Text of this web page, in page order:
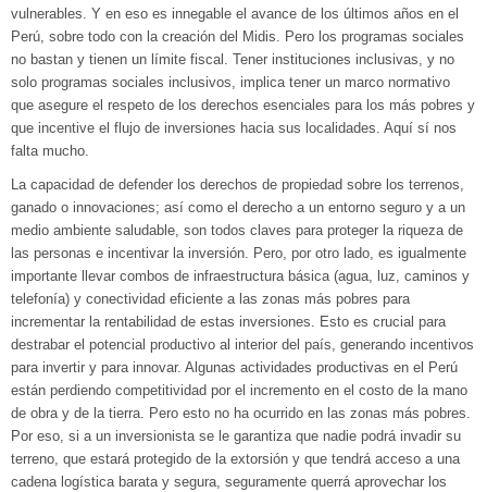
vulnerables. Y en eso es innegable el avance de los últimos años en el
Perú, sobre todo con la creación del Midis. Pero los programas sociales
no bastan y tienen un límite fiscal. Tener instituciones inclusivas, y no
solo programas sociales inclusivos, implica tener un marco normativo
que asegure el respeto de los derechos esenciales para los más pobres y
que incentive el flujo de inversiones hacia sus localidades. Aquí sí nos
falta mucho.
La capacidad de defender los derechos de propiedad sobre los terrenos,
ganado o innovaciones; así como el derecho a un entorno seguro y a un
medio ambiente saludable, son todos claves para proteger la riqueza de
las personas e incentivar la inversión. Pero, por otro lado, es igualmente
importante llevar combos de infraestructura básica (agua, luz, caminos y
telefonía) y conectividad eficiente a las zonas más pobres para
incrementar la rentabilidad de estas inversiones. Esto es crucial para
destrabar el potencial productivo al interior del país, generando incentivos
para invertir y para innovar. Algunas actividades productivas en el Perú
están perdiendo competitividad por el incremento en el costo de la mano
de obra y de la tierra. Pero esto no ha ocurrido en las zonas más pobres.
Por eso, si a un inversionista se le garantiza que nadie podrá invadir su
terreno, que estará protegido de la extorsión y que tendrá acceso a una
cadena logística barata y segura, seguramente querrá aprovechar los